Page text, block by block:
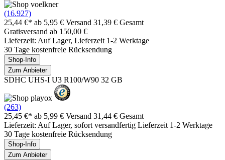
(16.927)
25,44 €* ab 5,95 € Versand 31,39 € Gesamt
Gratisversand ab 150,00 €
Lieferzeit: Auf Lager, Lieferzeit 1-2 Werktage
30 Tage kostenfreie Rücksendung
Shop-Info
Zum Anbieter
SDHC UHS-I U3 R100/W90 32 GB
(263)
25,45 €* ab 5,99 € Versand 31,44 € Gesamt
Lieferzeit: Auf Lager, sofort versandfertig Lieferzeit 1-2 Werktage
30 Tage kostenfreie Rücksendung
Shop-Info
Zum Anbieter